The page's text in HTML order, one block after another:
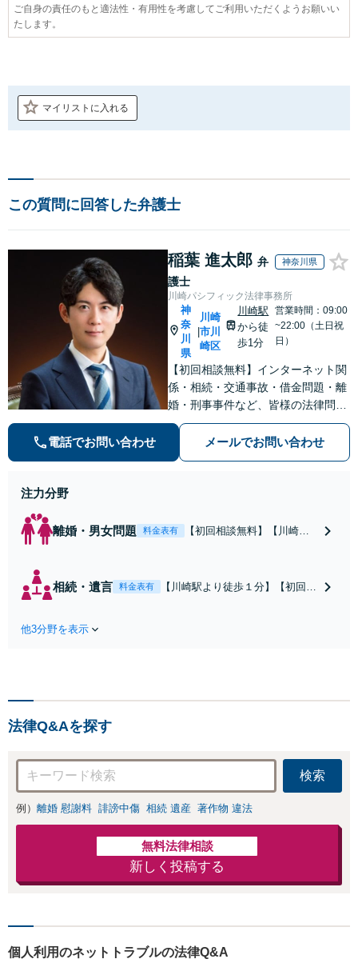
ご自身の責任のもと適法性・有用性を考慮してご利用いただくようお願いい
たします。
マイリストに入れる
この質問に回答した弁護士
稲葉 進太郎 弁
護士
神奈川県
川崎パシフィック法律事務所
神
奈
川
県
川崎
市川
崎区
川崎駅
から徒
歩1分
営業時間：09:00
~22:00（土日祝
日）
【初回相談無料】インターネット関
係・相続・交通事故・借金問題・離
婚・刑事事件など、皆様の法律問題
を解決すべく、親身になって取り組
みます。クチコミ・リピーターの方
も多数。お気軽にお問い合わせ下さ
電話でお問い合わせ メールでお問い合わせ
注力分野
離婚・男女問題 料金表有
【初回相談無料】【川崎駅
割・婚姻費用・養育費・財
相続・遺言 料金表有
【川崎駅より徒歩１分】【初回相
他3分野を表示
法律Q&Aを探す
検索
例） 離婚 慰謝料 誹謗中傷 相続 遺産 著作物 違法
無料法律相談
新しく投稿する
個人利用のネットトラブルの法律Q&A